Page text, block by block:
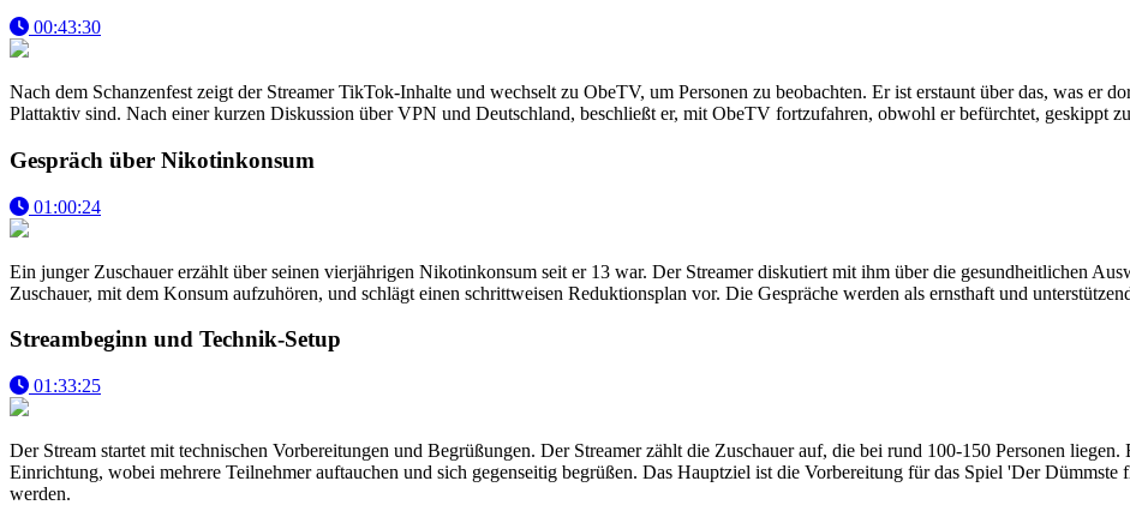
00:43:30
Nach dem Schanzenfest zeigt der Streamer TikTok-Inhalte und wechselt zu ObeTV, um Personen zu beobachten. Er ist erstaunt über das, was er
Plattaktiv sind. Nach einer kurzen Diskussion über VPN und Deutschland, beschließt er, mit ObeTV fortzufahren, obwohl er befürchtet, geskippt
Gespräch über Nikotinkonsum
01:00:24
Ein junger Zuschauer erzählt über seinen vierjährigen Nikotinkonsum seit er 13 war. Der Streamer diskutiert mit ihm über die gesundheitlichen
Zuschauer, mit dem Konsum aufzuhören, und schlägt einen schrittweisen Reduktionsplan vor. Die Gespräche werden als ernsthaft und
Streambeginn und Technik-Setup
01:33:25
Der Stream startet mit technischen Vorbereitungen und Begrüßungen. Der Streamer zählt die Zuschauer auf, die bei rund 100-150 Personen
Einrichtung, wobei mehrere Teilnehmer auftauchen und sich gegenseitig begrüßen. Das Hauptziel ist die Vorbereitung für das Spiel 'Der
werden.